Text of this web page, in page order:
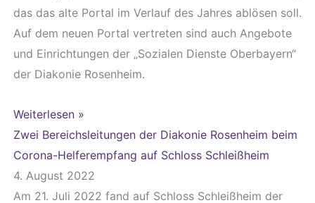
das das alte Portal im Verlauf des Jahres ablösen soll.
Auf dem neuen Portal vertreten sind auch Angebote
und Einrichtungen der „Sozialen Dienste Oberbayern“
der Diakonie Rosenheim.
Weiterlesen »
Zwei Bereichsleitungen der Diakonie Rosenheim beim
Corona-Helferempfang auf Schloss Schleißheim
4. August 2022
Am 21. Juli 2022 fand auf Schloss Schleißheim der